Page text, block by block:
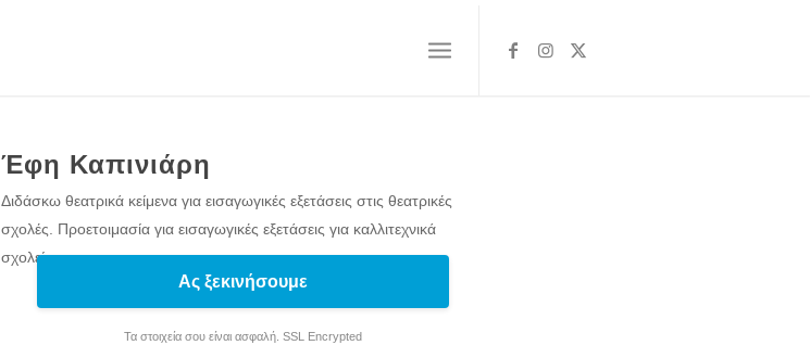
Έφη Καπινιάρη
Διδάσκω θεατρικά κείμενα για εισαγωγικές εξετάσεις στις θεατρικές
σχολές. Προετοιμασία για εισαγωγικές εξετάσεις για καλλιτεχνικά
σχολεία.
Ας ξεκινήσουμε
Τα στοιχεία σου είναι ασφαλή. SSL Encrypted